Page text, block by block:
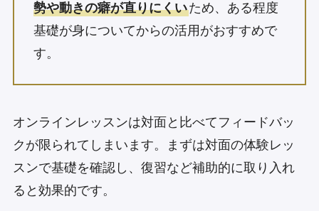
勢や動きの癖が直りにくいため、ある程度
基礎が身についてからの活用がおすすめで
す。
オンラインレッスンは対面と比べてフィードバッ
クが限られてしまいます。まずは対面の体験レッ
スンで基礎を確認し、復習など補助的に取り入れ
ると効果的です。